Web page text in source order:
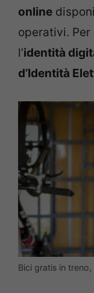
online
operativi. Per
l’identità
d’Identità
Bici gratis in